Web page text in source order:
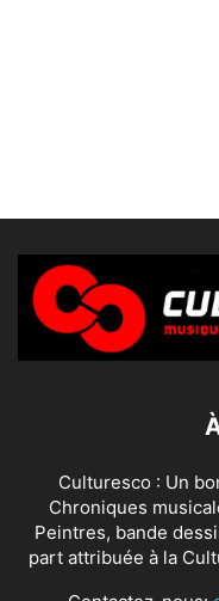
Culturesco : Un
Chroniques
Peintres, bande
part attribuée à la